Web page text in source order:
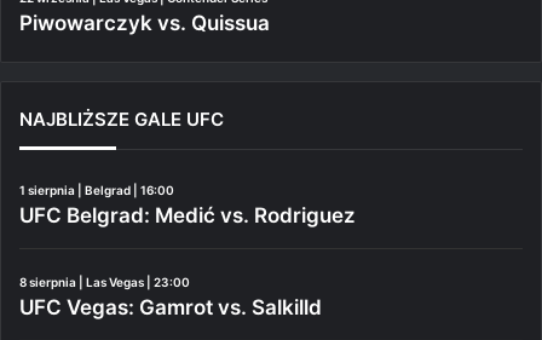
Piwowarczyk vs. Quissua
NAJBLIŻSZE GALE UFC
1 sierpnia | Belgrad | 16:00
UFC Belgrad: Medić vs. Rodriguez
8 sierpnia | Las Vegas | 23:00
UFC Vegas: Gamrot vs. Salkilld